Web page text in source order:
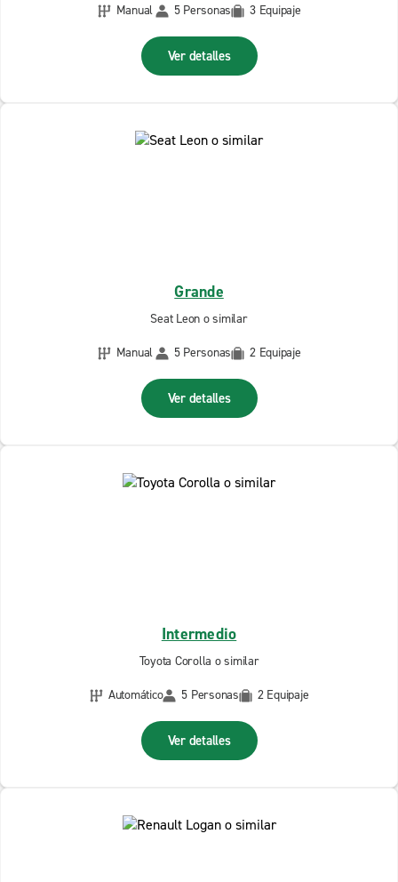
Manual
5 Personas 3 Equipaje
Ver detalles
Grande
Seat Leon o similar
Manual
5 Personas 2 Equipaje
Ver detalles
Intermedio
Toyota Corolla o similar
Automático
5 Personas 2 Equipaje
Ver detalles